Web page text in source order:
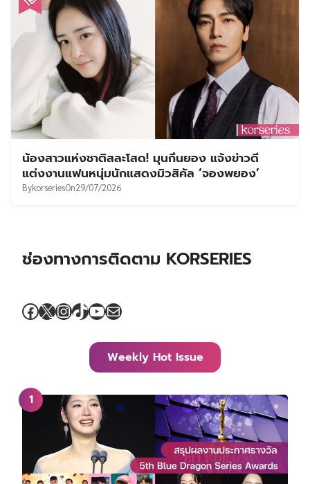
น้องสาวแห่งชาติสละโสด! มุนกึนยอง แจ้งข่าวดี
แต่งงานแฟนหนุ่มนักแสดงมิวสิคัล ‘จองพยอง’
BykorseriesOn29/07/2026
ช่องทางการติดตาม KORSERIES
Facebook
X Instagram
TikTok
YouTube
Mail
Weekly Hot Issue